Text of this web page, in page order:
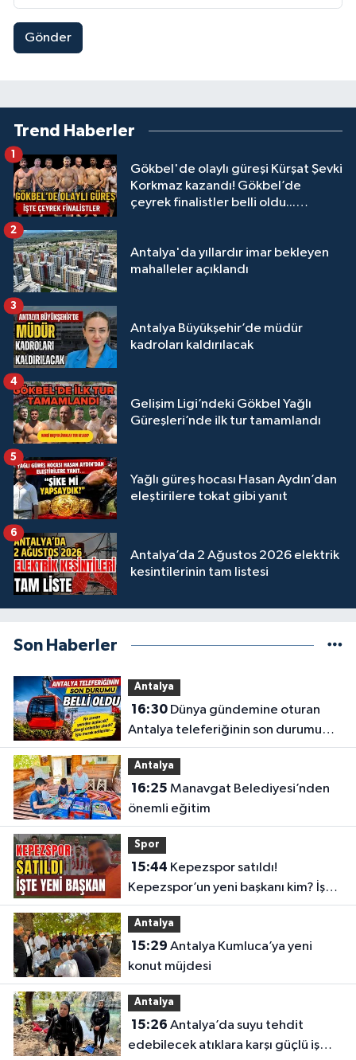
Gönder
Trend Haberler
Gökbel'de olaylı güreşi Kürşat Şevki
Korkmaz kazandı! Gökbel’de
çeyrek finalistler belli oldu...
1
Antalya'da yıllardır imar bekleyen
mahalleler açıklandı
2
Antalya Büyükşehir’de müdür
kadroları kaldırılacak
3
Gelişim Ligi’ndeki Gökbel Yağlı
Güreşleri’nde ilk tur tamamlandı
4
Yağlı güreş hocası Hasan Aydın’dan
eleştirilere tokat gibi yanıt
5
Antalya’da 2 Ağustos 2026 elektrik
kesintilerinin tam listesi
6
Son Haberler
Antalya
16:30Dünya gündemine oturan
Antalya teleferiğinin son durumu
belli oldu
Antalya
16:25
önemli eğitim
Spor
15:44
Kepezspor’un yeni başkanı kim? İşte
yeni başkan
Antalya
15:29
konut müjdesi
Antalya
15:26
edebilecek atıklara karşı güçlü iş